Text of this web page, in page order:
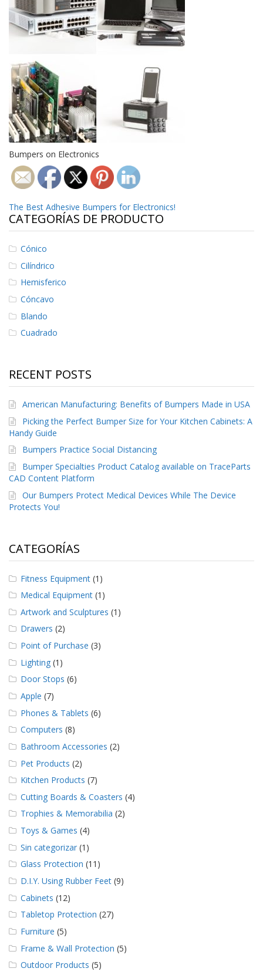
p
l
i
c
i
o
n
e
s
E
q
u
v
a
e
n
c
a
e
r
v
i
i
P
e
g
u
n
t
a
s
F
e
c
t
e
B
o
g
C
o
n
t
á
c
t
n
o
Bumpers on Electronics
Navegación
de
entradas
The Best Adhesive Bumpers for Electronics!
CATEGORÍAS DE PRODUCTO
Cónico
Cilíndrico
Hemisferico
Cóncavo
Blando
Cuadrado
RECENT POSTS
American Manufacturing: Benefits of Bumpers Made in USA
Picking the Perfect Bumper Size for Your Kitchen Cabinets: A
Handy Guide
Bumpers Practice Social Distancing
Bumper Specialties Product Catalog available on TraceParts
CAD Content Platform
Our Bumpers Protect Medical Devices While The Device
Protects You!
CATEGORÍAS
Fitness Equipment (1)
Medical Equipment (1)
Artwork and Sculptures (1)
Drawers (2)
Point of Purchase (3)
Lighting (1)
Door Stops (6)
Apple (7)
Phones & Tablets (6)
Computers (8)
Bathroom Accessories (2)
Pet Products (2)
Kitchen Products (7)
Cutting Boards & Coasters (4)
Trophies & Memorabilia (2)
Toys & Games (4)
Sin categorizar (1)
Glass Protection (11)
D.I.Y. Using Rubber Feet (9)
Cabinets (12)
Tabletop Protection (27)
Furniture (5)
Frame & Wall Protection (5)
Outdoor Products (5)